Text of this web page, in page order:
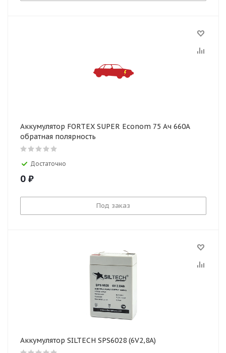
Аккумулятор FORTEX SUPER Econom 75 Ач 660А
обратная полярность
Достаточно
0 ₽
Под заказ
Аккумулятор SILTECH SPS6028 (6V2,8A)